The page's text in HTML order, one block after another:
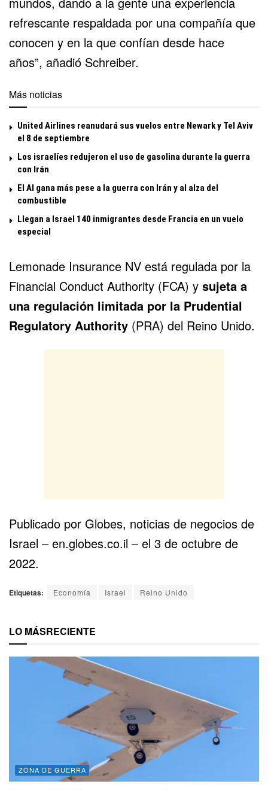
refrescante respaldada por una compañía que
conocen y en la que confían desde hace
años”, añadió Schreiber.
Más noticias
United Airlines reanudará sus vuelos entre Newark y Tel Aviv
el 8 de septiembre
Los israelíes redujeron el uso de gasolina durante la guerra
con Irán
El Al gana más pese a la guerra con Irán y al alza del
combustible
Llegan a Israel 140 inmigrantes desde Francia en un vuelo
especial
Lemonade Insurance NV está regulada por la
Financial Conduct Authority (FCA) y sujeta a
una regulación limitada por la Prudential
Regulatory Authority (PRA) del Reino Unido.
Publicado por Globes, noticias de negocios de
Israel – en.globes.co.il – el 3 de octubre de
2022.
Etiquetas: Economía Israel Reino Unido
LO MÁSRECIENTE
ZONA DE GUERRA